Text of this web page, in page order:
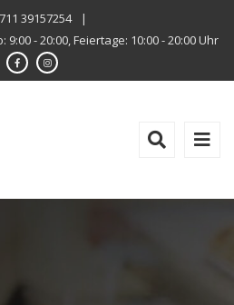
39157254
|
9:00 - 20:00, Feiertage: 10:00 - 20:00 Uhr